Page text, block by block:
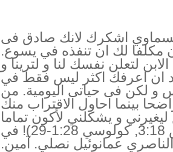
السماوي اشكرك لانك صادق فى
لك ان تنفذه في يسوع.
لتعلن نفسك لنا و لترينا و
ان اعرفك اكثر ليس فقط في
و لكن فى حياتى اليومية. من
بينما احاول الاقتراب منك
و يشكلني لأكون تماما
مثل يسوع (2كورنثوس 3:18, كولوسي 1:28-29)! في
عمانوئيل نصلي. آمين.